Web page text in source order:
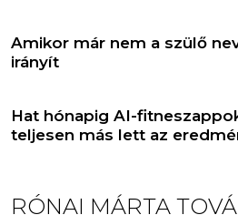
Amikor már nem a szülő
irányít
Hat hónapig AI-
teljesen más lett az
RÓNAI MÁRTA